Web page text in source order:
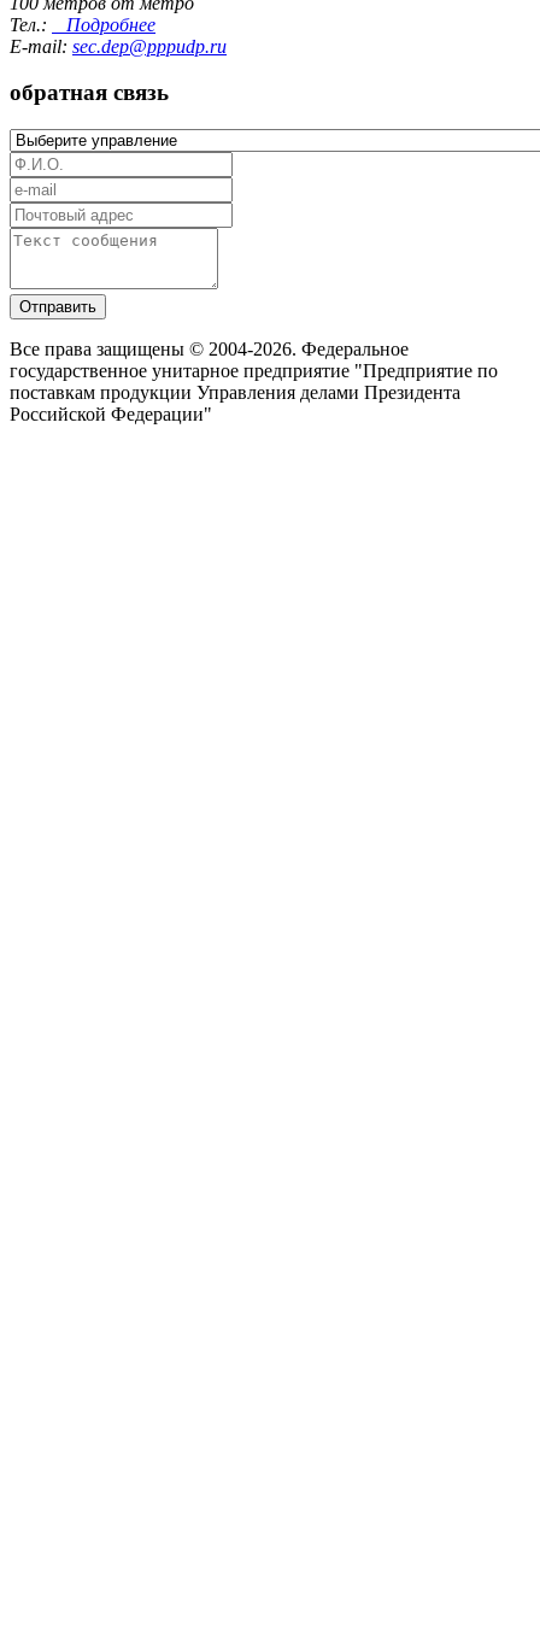
Тел.:
Подробнее
E-mail: sec.dep@pppudp.ru
обратная связь
Отправить
Все права защищены © 2004-2026. Федеральное
государственное унитарное предприятие "Предприятие по
поставкам продукции Управления делами Президента
Российской Федерации"